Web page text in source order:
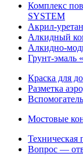
Комплекс
SYSTEM
Акрил-
Алкидный
Алкидно-
Грунт-эмаль
Краска для
Разметка
Мостовые
Техническая
Вопрос —